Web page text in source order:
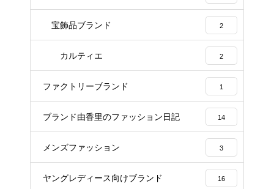
宝飾品ブランド 2
カルティエ 2
ファクトリーブランド 1
ブランド由香里のファッション日記 14
メンズファッション 3
ヤングレディース向けブランド 16